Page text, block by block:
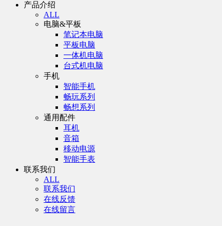
产品介绍
ALL
电脑&平板
笔记本电脑
平板电脑
一体机电脑
台式机电脑
手机
智能手机
畅玩系列
畅想系列
通用配件
耳机
音箱
移动电源
智能手表
联系我们
ALL
联系我们
在线反馈
在线留言